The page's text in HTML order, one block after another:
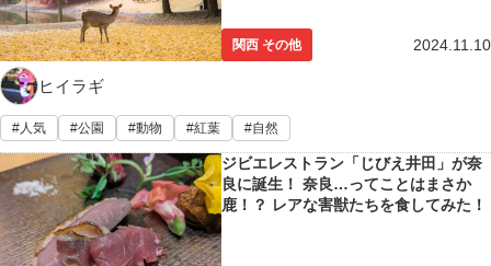
関西 その他 2024.11.10
ヒイラギ
人気 公園 動物 紅葉 自然
ジビエレストラン「じびえ井田」が奈
良に誕生！ 奈良…ってことはまさか
鹿！？ レアな害獣たちを食してみた！